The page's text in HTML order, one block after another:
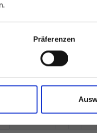
Präferenzen
the Fundermax North
Kern/Träger Brauner
Dicken (mm) 6
nachnach